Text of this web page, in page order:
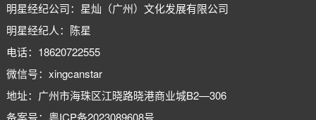
明星经纪公司：星灿（广州）文化发展有限公司
明星经纪人：陈星
电话：18620722555
微信号：xingcanstar
地址：广州市海珠区江晓路晓港商业城B2—306
备案号： 粤ICP备2023089608号